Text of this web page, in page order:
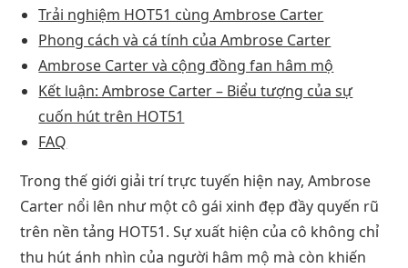
Trải nghiệm HOT51 cùng Ambrose Carter
Phong cách và cá tính của Ambrose Carter
Ambrose Carter và cộng đồng fan hâm mộ
Kết luận: Ambrose Carter – Biểu tượng của sự
cuốn hút trên HOT51
FAQ
Trong thế giới giải trí trực tuyến hiện nay, Ambrose
Carter nổi lên như một cô gái xinh đẹp đầy quyến rũ
trên nền tảng HOT51. Sự xuất hiện của cô không chỉ
thu hút ánh nhìn của người hâm mộ mà còn khiến